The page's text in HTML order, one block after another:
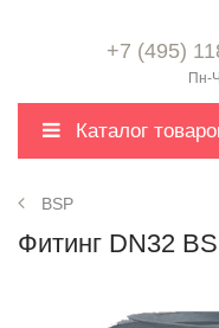
+7 (495)
Пн-
Каталог
BSP
Фитинг DN32